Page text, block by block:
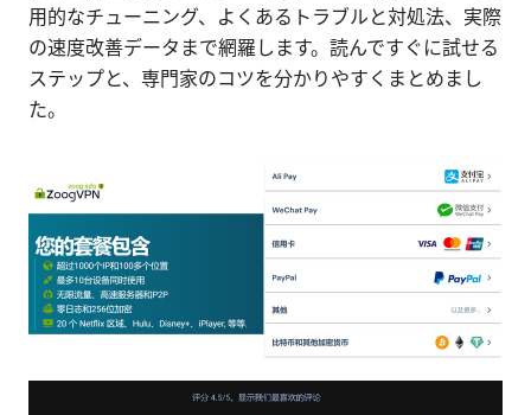
用的なチューニング、よくあるトラブルと対処法、実際
の速度改善データまで網羅します。読んですぐに試せる
ステップと、専門家のコツを分かりやすくまとめまし
た。